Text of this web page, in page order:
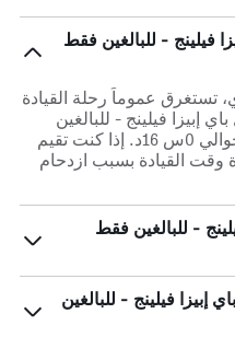
فيلينج - للبالغين فقط
تستغرق عموماً رحلة القيادة
باي إبيزا فيلينج - للبالغين
فقط و مطار إيبيزا (أقرب مطار) حوالي 0س 16د. إذا كنت تقيم
وقت القيادة بسبب ازدحام
- للبالغين فقط
فيلينج - للبالغين